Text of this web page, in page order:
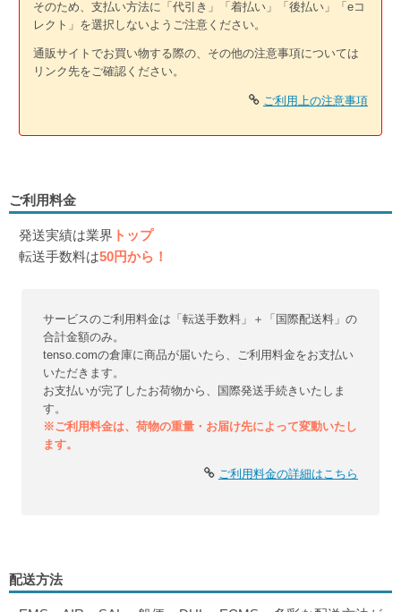
そのため、支払い方法に「代引き」「着払い」「後払い」「eコ
レクト」を選択しないようご注意ください。
通販サイトでお買い物する際の、その他の注意事項については
リンク先をご確認ください。
ご利用上の注意事項
ご利用料金
発送実績は業界 トップ
転送手数料は50円から！
サービスのご利用料金は「転送手数料」＋「国際配送料」の
合計金額のみ。
tenso.comの倉庫に商品が届いたら、ご利用料金をお支払い
いただきます。
お支払いが完了したお荷物から、国際発送手続きいたしま
す。
※ご利用料金は、荷物の重量・お届け先によって変動いたし
ます。
ご利用料金の詳細はこちら
配送方法